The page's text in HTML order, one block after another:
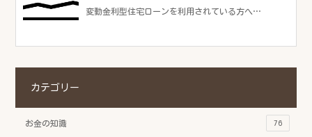
変動金利型住宅ローンを利用されている方へ…
カテゴリー
お金の知識 76